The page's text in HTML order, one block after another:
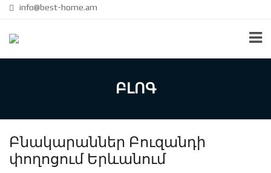
info@best-home.am
ԲԼՈԳ
Բնակարաններ Բուզանդի
փողոցում Երևանում